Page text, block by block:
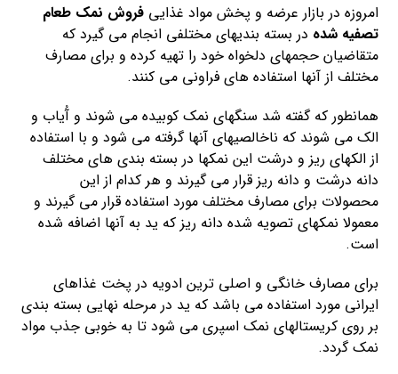
امروزه در بازار عرضه و پخش مواد غذاییفروش نمک طعام
تصفیه شده در بسته بندیهای مختلفی انجام می گیرد که
متقاضیان حجمهای دلخواه خود را تهیه کرده و برای مصارف
مختلف از آنها استفاده های فراونی می کنند.
همانطور که گفته شد سنگهای نمک کوبیده می شوند و آُیاب و
الک می شوند که ناخالصیهای آنها گرفته می شود و با استفاده
از الکهای ریز و درشت این نمکها در بسته بندی های مختلف
دانه درشت و دانه ریز قرار می گیرند و هر کدام از این
محصولات برای مصارف مختلف مورد استفاده قرار می گیرند و
معمولا نمکهای تصویه شده دانه ریز که ید به آنها اضافه شده
است.
برای مصارف خانگی و اصلی ترین ادویه در پخت غذاهای
ایرانی مورد استفاده می باشد که ید در مرحله نهایی بسته بندی
بر روی کریستالهای نمک اسپری می شود تا به خوبی جذب مواد
نمک گردد.